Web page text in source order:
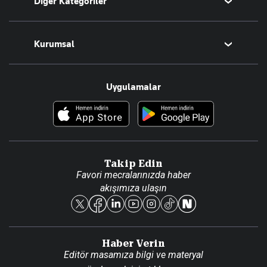
Tüm Yazarlar
Magazin
Teknoloji
Resmî Ilanlar
Foto Haber
Kurumsal
Hakkımızda
Künye
Reklam Ver
Uygulamalar
Takip Edin
Favori mecralarınızda haber
akışımıza ulaşın
Haber Verin
Editör masamıza bilgi ve materyal